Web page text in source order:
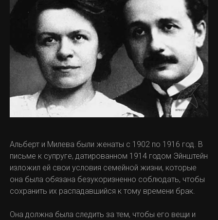
Альберт и Милева были женаты с 1902 по 1916 год. В
письме к супруге, датированном 1914 годом Эйнштейн
изложил ей свои условия семейной жизни, которые
она была обязана безукоризненно соблюдать, чтобы
сохранить их распадавшийся к тому времени брак.
Она должна была следить за тем, чтобы его вещи и